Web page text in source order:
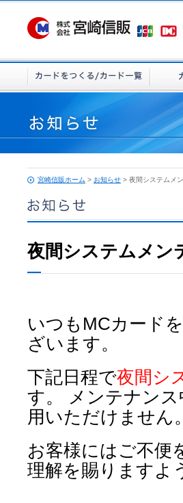
宮崎信販ホーム > お知らせ > 夜間システムメ
夜間システムメン
いつもMCカード
ざいます。
下記日程で夜間 シ
す。 メンテナンス
用いただけません。
お客様にはご不便
理解を賜りますよ